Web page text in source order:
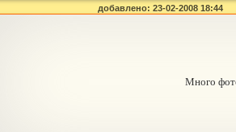
добавлено: 23-02-2008 18:44
Много